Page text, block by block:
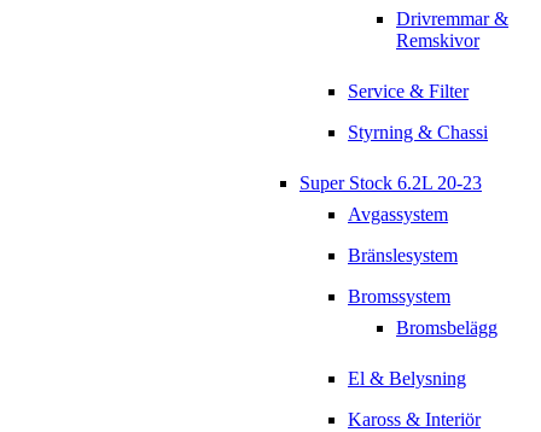
Drivremmar &
Remskivor
Service & Filter
Styrning & Chassi
Super Stock 6.2L 20-23
Avgassystem
Bränslesystem
Bromssystem
Bromsbelägg
El & Belysning
Kaross & Interiör